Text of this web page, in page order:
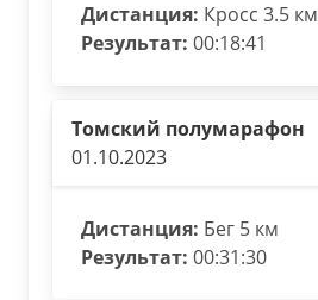
Дистанция: Кросс 3.5 км
Результат: 00:18:41
Томский полумарафон
01.10.2023
Дистанция: Бег 5 км
Результат: 00:31:30